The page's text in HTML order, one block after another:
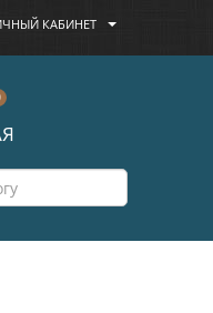
КАБИНЕТ